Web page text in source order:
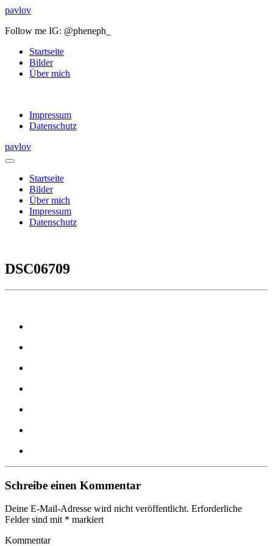
pavlov
Follow me IG: @pheneph_
Startseite
Bilder
Über mich
Impressum
Datenschutz
pavlov
Startseite
Bilder
Über mich
Impressum
Datenschutz
DSC06709
Schreibe einen Kommentar
Deine E-Mail-Adresse wird nicht veröffentlicht. Erforderliche
Felder sind mit * markiert
Kommentar